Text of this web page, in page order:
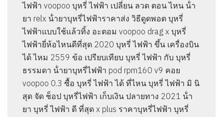
ไฟฟ้า voopoo บุหรี่ ไฟฟ้า เปลี่ยน ลวด ตอน ไหน น้ํา
ยา relx น้ํายาบุหรี่ไฟฟ้าราคาส่ง วิธีดูดพอต บุหรี่
ไฟฟ้าแบบใช้แล้วทิ้ง อะตอม voopoo drag x บุหรี่
ไฟฟ้ายี่ห้อไหนดีที่สุด 2020 บุหรี่ ไฟฟ้า ขึ้น เครื่องบิน
ได้ ไหม 2559 ข้อ เปรียบเทียบ บุหรี่ ไฟฟ้า กับ บุหรี่
ธรรมดา น้ํายาบุหรี่ไฟฟ้า pod rpm160 v9 คอย
voopoo 0.3 ซื้อ บุหรี่ ไฟฟ้า ได้ ที่ไหน บุหรี่ ไฟฟ้า มิ นิ
สุด จัด ช็อป บุหรี่ไฟฟ้า เก็บเงิน ปลายทาง 2021 น้ํา
ยา บุหรี่ ไฟฟ้า ดี ที่สุด x plus ราคาบุหรี่ไฟฟ้า บุหรี่